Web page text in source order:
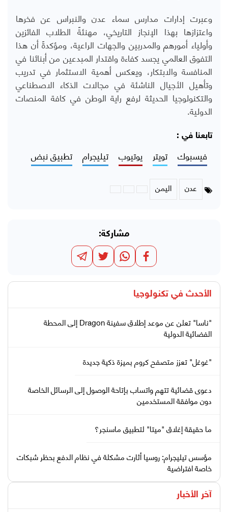
وعبرت إدارات مدارس سماء عدن والنبراس عن فخرها
واعتزازها بهذا الإنجاز التاريخي، مهنئةً الطلاب الفائزين
وأولياء أمورهم والمدربين والجهات الراعية، ومؤكدةً أن هذا
التفوق العالمي يجسد كفاءة واقتدار المبدعين من أبنائنا في
المنافسة والابتكار، ويعكس أهمية الاستثمار في تدريب
وتأهيل الأجيال الناشئة في مجالات الذكاء الاصطناعي
والتكنولوجيا الحديثة لرفع راية الوطن في كافة المنصات
الدولية.
تابعنا في :
فيسبوك تويتر يوتيوب تيليجرام تطبيق نبض
عدن اليمن
مشاركة:
الأحدث في تكنولوجيا
"ناسا" تعلن عن موعد إطلاق سفينة Dragon إلى المحطة
الفضائية الدولية
"غوغل" تعزز متصفح كروم بميزة ذكية جديدة
دعوى قضائية تتهم واتساب بإتاحة الوصول إلى الرسائل الخاصة
دون موافقة المستخدمين
ما حقيقة إغلاق "ميتا" لتطبيق ماسنجر؟
مؤسس تيليجرام: روسيا أثارت مشكلة في نظام الدفع بحظر شبكات
خاصة افتراضية
آخر الأخبار